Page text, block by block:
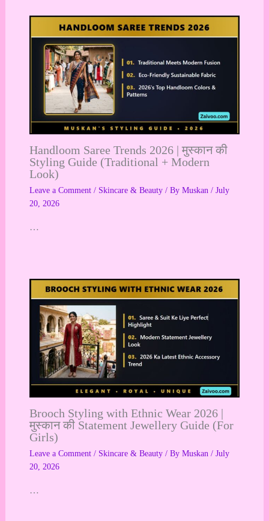
Handloom Saree Trends 2026 | मुस्कान की
Styling Guide (Traditional + Modern
Look)
Leave a Comment / Skincare & Beauty/ By Muskan / July
20, 2026
…
Brooch Styling with Ethnic Wear 2026 |
मुस्कान की Statement Jewellery Guide (For
Girls)
Leave a Comment / Skincare & Beauty/ By Muskan / July
20, 2026
…